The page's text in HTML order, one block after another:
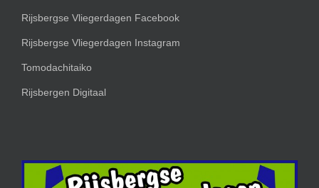
Rijsbergse Vliegerdagen Facebook
Rijsbergse Vliegerdagen Instagram
Tomodachitaiko
Rijsbergen Digitaal